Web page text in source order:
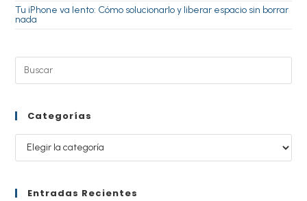
Tu iPhone va lento: Cómo solucionarlo y liberar espacio sin borrar
nada
Categorías
Entradas Recientes